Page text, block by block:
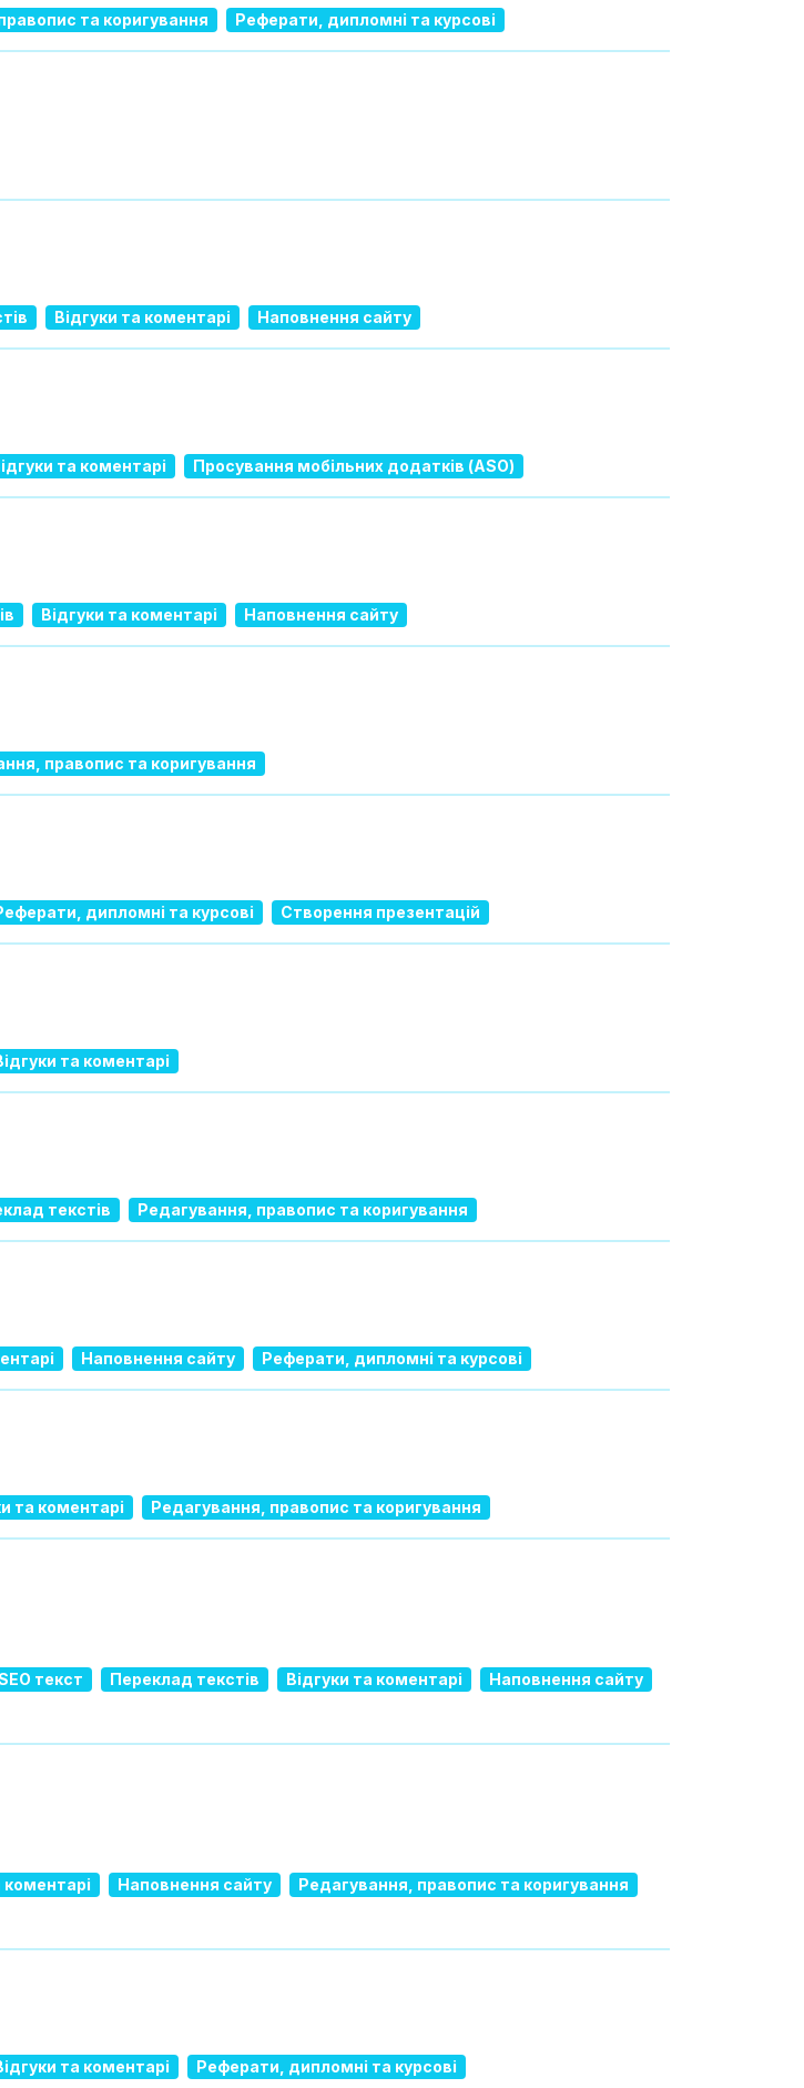
та коригування Реферати, дипломні та курсові
Відгуки та коментарі Наповнення сайту
та коментарі Просування мобільних додатків (ASO)
Відгуки та коментарі Наповнення сайту
правопис та коригування
дипломні та курсові Створення презентацій
та коментарі
текстів Редагування, правопис та коригування
Наповнення сайту Реферати, дипломні та курсові
та коментарі Редагування, правопис та коригування
текст Переклад текстів Відгуки та коментарі
Наповнення сайту
коментарі Наповнення сайту
Редагування, правопис та коригування
та коментарі Реферати, дипломні та курсові